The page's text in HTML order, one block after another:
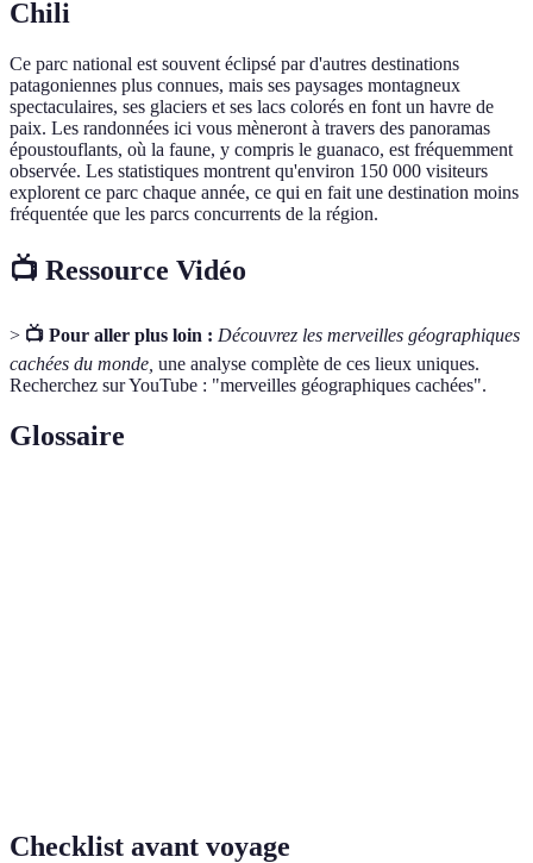
Chili
Ce parc national est souvent éclipsé par d'autres destinations
patagoniennes plus connues, mais ses paysages montagneux
spectaculaires, ses glaciers et ses lacs colorés en font un havre de
paix. Les randonnées ici vous mèneront à travers des panoramas
époustouflants, où la faune, y compris le guanaco, est fréquemment
observée. Les statistiques montrent qu'environ 150 000 visiteurs
explorent ce parc chaque année, ce qui en fait une destination moins
fréquentée que les parcs concurrents de la région.
📺 Ressource Vidéo
> 📺 Pour aller plus loin : Découvrez les merveilles géographiques
cachées du monde, une analyse complète de ces lieux uniques.
Recherchez sur YouTube : "merveilles géographiques cachées".
Glossaire
Checklist avant voyage